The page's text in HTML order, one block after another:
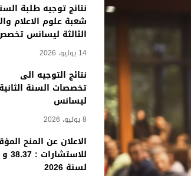
نتائج توجيه طلبة
شعبة علوم الاعلام
الثالثة ليسانس
14 يوليو، 2026
نتائج التوجيه الى
تخصصات السنة الثانية
ليسانس
8 يوليو، 2026
الاعلان عن المنح
لسنة 2026